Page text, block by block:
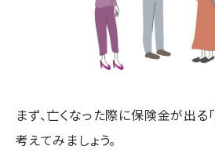
まず、亡くなった際に保険金が出る「
考えてみましょう。